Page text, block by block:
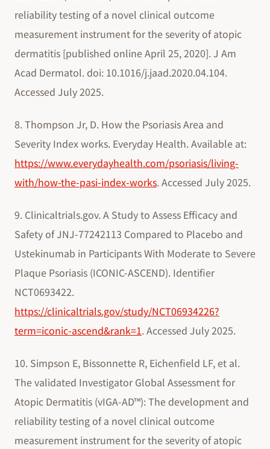
reliability testing of a novel clinical outcome
measurement instrument for the severity of atopic
dermatitis [published online April 25, 2020]. J Am
Acad Dermatol. doi: 10.1016/j.jaad.2020.04.104.
Accessed July 2025.
8. Thompson Jr, D. How the Psoriasis Area and
Severity Index works. Everyday Health. Available at:
https://www.everydayhealth.com/psoriasis/living-
with/how-the-pasi-index-works. Accessed July 2025.
9. Clinicaltrials.gov. A Study to Assess Efficacy and
Safety of JNJ-77242113 Compared to Placebo and
Ustekinumab in Participants With Moderate to Severe
Plaque Psoriasis (ICONIC-ASCEND). Identifier
NCT0693422.
https://clinicaltrials.gov/study/NCT06934226?
term=iconic-ascend&rank=1. Accessed July 2025.
10. Simpson E, Bissonnette R, Eichenfield LF, et al.
The validated Investigator Global Assessment for
Atopic Dermatitis (vIGA-AD™): The development and
reliability testing of a novel clinical outcome
measurement instrument for the severity of atopic